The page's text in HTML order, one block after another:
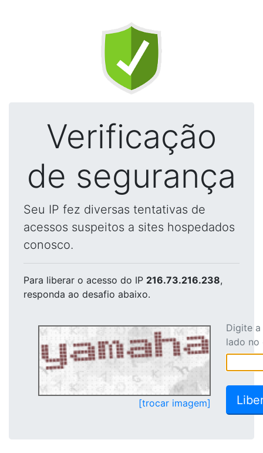
Verificação
de segurança
Seu IP fez diversas tentativas de
acessos suspeitos a sites hospedados
conosco.
Para liberar o acesso do IP 216.73.216.238,
responda ao desafio abaixo.
[trocar imagem]
Digite
lado no